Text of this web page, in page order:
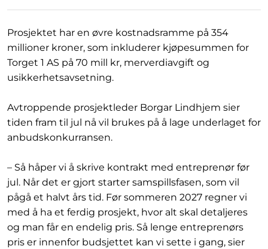
Prosjektet har en øvre kostnadsramme på 354
millioner kroner, som inkluderer kjøpesummen for
Torget 1 AS på 70 mill kr, merverdiavgift og
usikkerhetsavsetning.
Avtroppende prosjektleder Borgar Lindhjem sier
tiden fram til jul nå vil brukes på å lage underlaget for
anbudskonkurransen.
– Så håper vi å skrive kontrakt med entreprenør før
jul. Når det er gjort starter samspillsfasen, som vil
pågå et halvt års tid. Før sommeren 2027 regner vi
med å ha et ferdig prosjekt, hvor alt skal detaljeres
og man får en endelig pris. Så lenge entreprenørs
pris er innenfor budsjettet kan vi sette i gang, sier